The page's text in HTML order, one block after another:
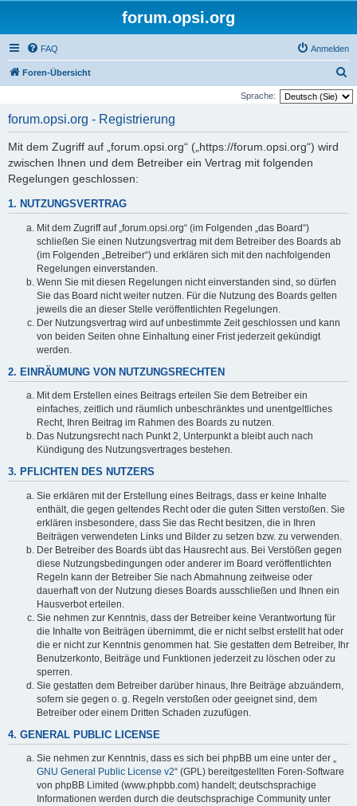
forum.opsi.org
FAQ Anmelden
Foren-Übersicht
u
Sprache:
forum.opsi.org - Registrierung
Mit dem Zugriff auf „forum.opsi.org“ („https://forum.opsi.org“) wird
zwischen Ihnen und dem Betreiber ein Vertrag mit folgenden
Regelungen geschlossen:
1. NUTZUNGSVERTRAG
Mit dem Zugriff auf „forum.opsi.org“ (im Folgenden „das Board“)
schließen Sie einen Nutzungsvertrag mit dem Betreiber des Boards ab
(im Folgenden „Betreiber“) und erklären sich mit den nachfolgenden
Regelungen einverstanden.
Wenn Sie mit diesen Regelungen nicht einverstanden sind, so dürfen
Sie das Board nicht weiter nutzen. Für die Nutzung des Boards gelten
jeweils die an dieser Stelle veröffentlichten Regelungen.
Der Nutzungsvertrag wird auf unbestimmte Zeit geschlossen und kann
von beiden Seiten ohne Einhaltung einer Frist jederzeit gekündigt
werden.
2. EINRÄUMUNG VON NUTZUNGSRECHTEN
Mit dem Erstellen eines Beitrags erteilen Sie dem Betreiber ein
einfaches, zeitlich und räumlich unbeschränktes und unentgeltliches
Recht, Ihren Beitrag im Rahmen des Boards zu nutzen.
Das Nutzungsrecht nach Punkt 2, Unterpunkt a bleibt auch nach
Kündigung des Nutzungsvertrages bestehen.
3. PFLICHTEN DES NUTZERS
Sie erklären mit der Erstellung eines Beitrags, dass er keine Inhalte
enthält, die gegen geltendes Recht oder die guten Sitten verstoßen. Sie
erklären insbesondere, dass Sie das Recht besitzen, die in Ihren
Beiträgen verwendeten Links und Bilder zu setzen bzw. zu verwenden.
Der Betreiber des Boards übt das Hausrecht aus. Bei Verstößen gegen
diese Nutzungsbedingungen oder anderer im Board veröffentlichten
Regeln kann der Betreiber Sie nach Abmahnung zeitweise oder
dauerhaft von der Nutzung dieses Boards ausschließen und Ihnen ein
Hausverbot erteilen.
Sie nehmen zur Kenntnis, dass der Betreiber keine Verantwortung für
die Inhalte von Beiträgen übernimmt, die er nicht selbst erstellt hat oder
die er nicht zur Kenntnis genommen hat. Sie gestatten dem Betreiber, Ihr
Benutzerkonto, Beiträge und Funktionen jederzeit zu löschen oder zu
sperren.
Sie gestatten dem Betreiber darüber hinaus, Ihre Beiträge abzuändern,
sofern sie gegen o. g. Regeln verstoßen oder geeignet sind, dem
Betreiber oder einem Dritten Schaden zuzufügen.
4. GENERAL PUBLIC LICENSE
Sie nehmen zur Kenntnis, dass es sich bei phpBB um eine unter der „
GNU General Public License v2“ (GPL) bereitgestellten Foren-Software
von phpBB Limited (www.phpbb.com) handelt; deutschsprachige
Informationen werden durch die deutschsprachige Community unter